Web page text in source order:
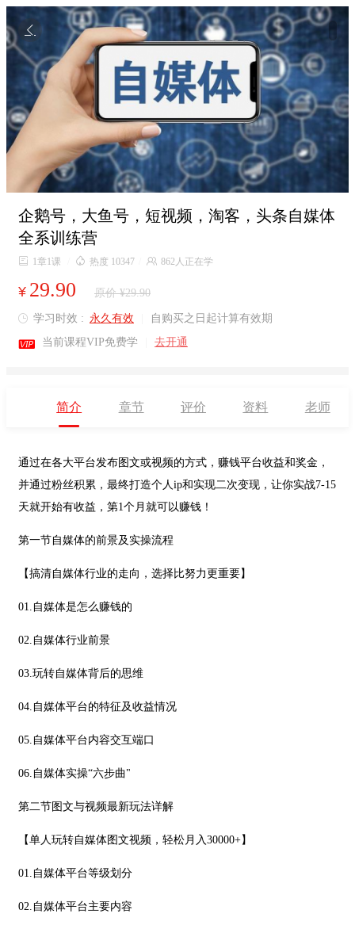

企鹅号，大鱼号，短视频，淘客，头条自媒体
全系训练营
 1章1课  热度 10347  862人正在学
¥ 29.90 原价 ¥29.90
 学习时效 : 永久有效 自购买之日起计算有效期
 当前课程VIP免费学 去开通
简介 章节 评价 资料 老师
通过在各大平台发布图文或视频的方式，赚钱平台收益和奖金，
并通过粉丝积累，最终打造个人ip和实现二次变现，让你实战7-15
天就开始有收益，第1个月就可以赚钱！
第一节自媒体的前景及实操流程
【搞清自媒体行业的走向，选择比努力更重要】
01.自媒体是怎么赚钱的
02.自媒体行业前景
03.玩转自媒体背后的思维
04.自媒体平台的特征及收益情况
05.自媒体平台内容交互端口
06.自媒体实操“六步曲"
第二节图文与视频最新玩法详解
【单人玩转自媒体图文视频，轻松月入30000+】
01.自媒体平台等级划分
02.自媒体平台主要内容